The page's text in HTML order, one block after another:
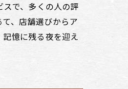
で、多くの人の評
、店舗選びからア
憶に残る夜を迎え